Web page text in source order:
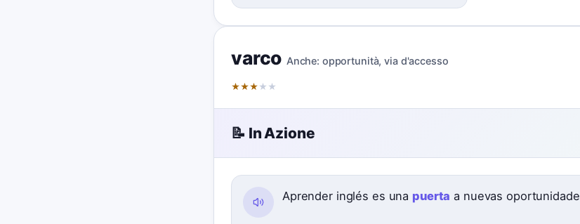
varco Anche: opportunità,via d'accesso
★★★ ★ ★
📝 In Azione
Aprender inglés es una puerta a nuevas